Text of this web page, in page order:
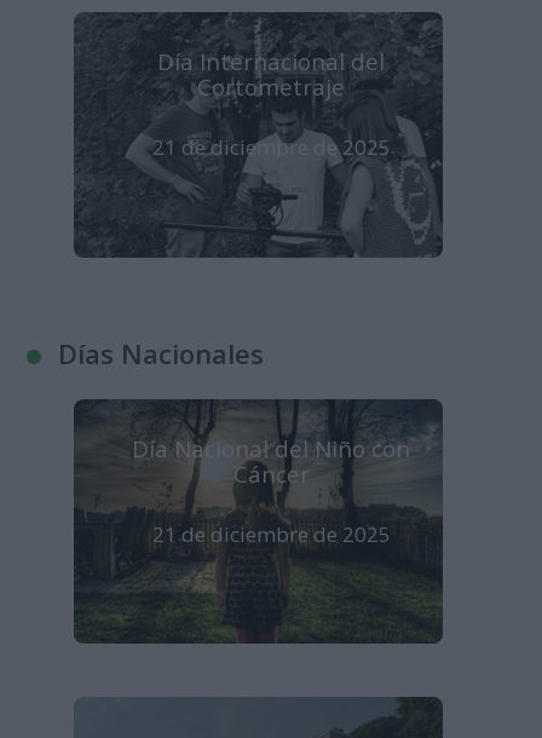
Día Internacional del
Cortometraje
21 de diciembre de 2025
Días Nacionales
Día Nacional del Niño con
Cáncer
21 de diciembre de 2025
Se celebra en España